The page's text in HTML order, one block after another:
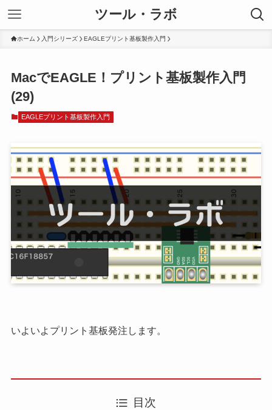
ツール・ラボ
ホーム 入門シリーズ EAGLEプリント基板製作入門
MacでEAGLE！プリント基板製作入門
(29)
EAGLEプリント基板製作入門
いよいよプリント基板発注します。
目次